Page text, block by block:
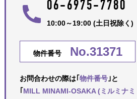
06-6975-7780
10:00～19:00 (土日祝除く)
物件番号 No.31371
お問合わせの際は｢ 物件番号 ｣と
MILL MINAMI-OSAKA (ミルミナミ